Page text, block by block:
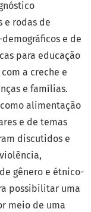
e rodas de
e de
para educação
a creche e
e famílias.
alimentação
e de temas
discutidos e
gênero e étnico-
possibilitar uma
meio de uma